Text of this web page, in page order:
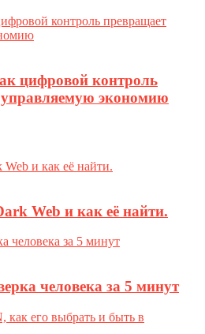
цифровой контроль
экономию
Web и как её найти.
человека за 5 минут